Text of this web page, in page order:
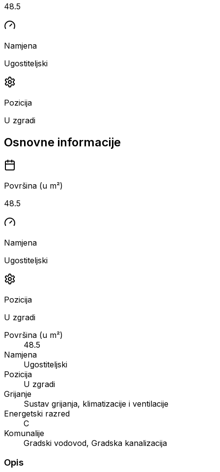
48.5
Namjena
Ugostiteljski
Pozicija
U zgradi
Osnovne informacije
Površina (u m²)
48.5
Namjena
Ugostiteljski
Pozicija
U zgradi
Površina (u m²)
48.5
Namjena
Ugostiteljski
Pozicija
U zgradi
Grijanje
Sustav grijanja, klimatizacije i ventilacije
Energetski razred
C
Komunalije
Gradski vodovod, Gradska kanalizacija
Opis